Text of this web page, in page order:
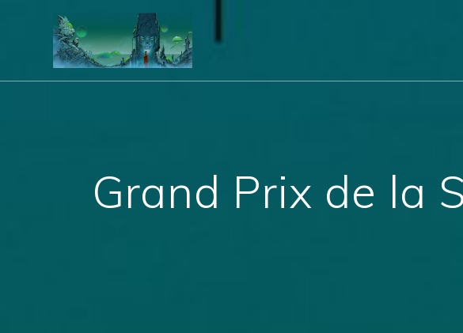
Grand Prix de la